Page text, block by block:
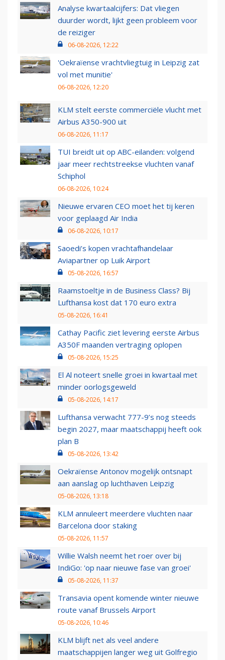
Analyse kwartaalcijfers: Dat vliegen
duurder wordt, lijkt geen probleem voor
de reiziger
06-08-2026, 12:22
'Oekraïense vrachtvliegtuig in Leipzig zat
vol met munitie'
06-08-2026, 12:20
KLM stelt eerste commerciële vlucht met
Airbus A350-900 uit
06-08-2026, 11:17
TUI breidt uit op ABC-eilanden: volgend
jaar meer rechtstreekse vluchten vanaf
Schiphol
06-08-2026, 10:24
Nieuwe ervaren CEO moet het tij keren
voor geplaagd Air India
06-08-2026, 10:17
Saoedi’s kopen vrachtafhandelaar
Aviapartner op Luik Airport
05-08-2026, 16:57
Raamstoeltje in de Business Class? Bij
Lufthansa kost dat 170 euro extra
05-08-2026, 16:41
Cathay Pacific ziet levering eerste Airbus
A350F maanden vertraging oplopen
05-08-2026, 15:25
El Al noteert snelle groei in kwartaal met
minder oorlogsgeweld
05-08-2026, 14:17
Lufthansa verwacht 777-9’s nog steeds
begin 2027, maar maatschappij heeft ook
plan B
05-08-2026, 13:42
Oekraïense Antonov mogelijk ontsnapt
aan aanslag op luchthaven Leipzig
05-08-2026, 13:18
KLM annuleert meerdere vluchten naar
Barcelona door staking
05-08-2026, 11:57
Willie Walsh neemt het roer over bij
IndiGo: 'op naar nieuwe fase van groei'
05-08-2026, 11:37
Transavia opent komende winter nieuwe
route vanaf Brussels Airport
05-08-2026, 10:46
KLM blijft net als veel andere
maatschappijen langer weg uit Golfregio